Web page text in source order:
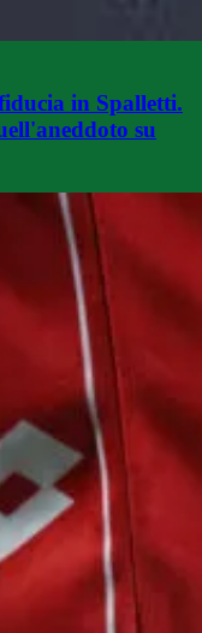
in Spalletti.
su